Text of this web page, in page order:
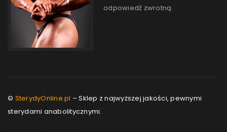
odpowiedź zwrotną.
© SterydyOnline.pl – Sklep z najwyższej jakości, pewnymi
sterydami anabolitycznymi.